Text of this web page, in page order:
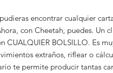
encontrar cualquier
con Cheetah, puedes. Un
CUALQUIER BOLSILLO. Es
extraños, riflear o
te permite producir tantas